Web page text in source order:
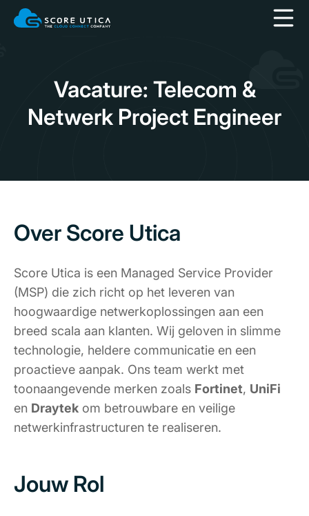
Vacature: Telecom &
Netwerk Project Engineer
Over Score Utica
Score Utica is een Managed Service Provider
(MSP) die zich richt op het leveren van
hoogwaardige netwerkoplossingen aan een
breed scala aan klanten. Wij geloven in slimme
technologie, heldere communicatie en een
proactieve aanpak. Ons team werkt met
toonaangevende merken zoals Fortinet, UniFi
en Draytek om betrouwbare en veilige
netwerkinfrastructuren te realiseren.
Jouw Rol